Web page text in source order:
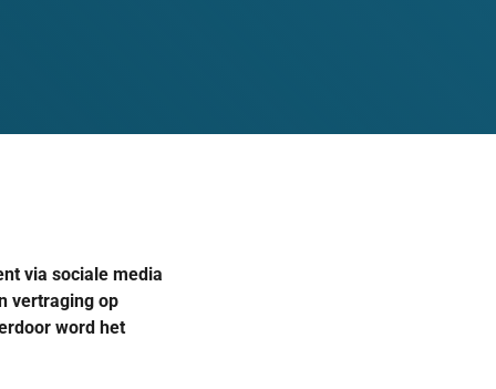
via sociale media
vertraging op
word het